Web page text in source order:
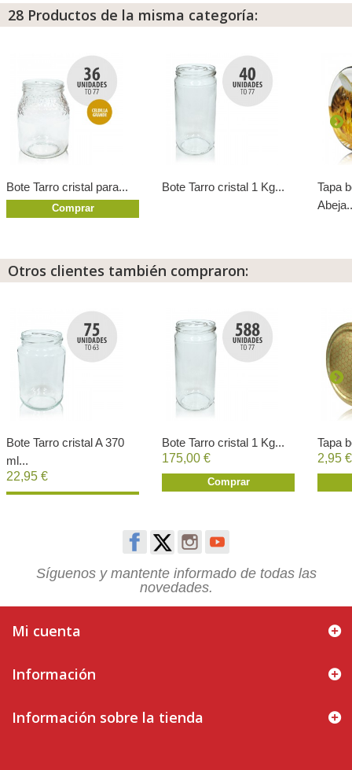
28 Productos de la misma categoría:
Bote Tarro cristal para...
Comprar
Bote Tarro cristal 1 Kg...
Tapa
Otros clientes también compraron:
Bote Tarro cristal A 370
ml...
22,95 €
Bote Tarro cristal 1 Kg...
175,00 €
Comprar
Tapa
2,95 €
Síguenos y mantente informado de todas las
novedades.
Mi cuenta
Información
Información sobre la tienda